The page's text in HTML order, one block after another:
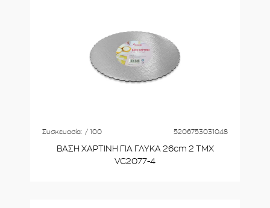
Συσκευασία: / 100 5206753031048
ΒΑΣΗ ΧΑΡΤΙΝΗ ΓΙΑ ΓΛΥΚΑ 26cm 2 ΤΜΧ
VC2077-4